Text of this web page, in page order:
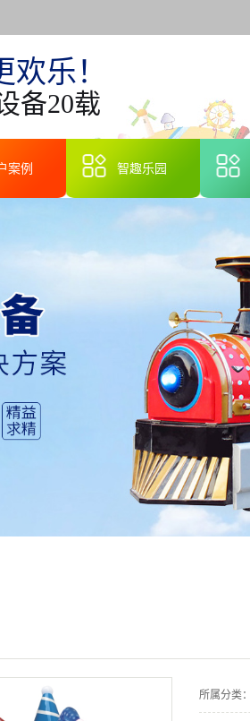
乐！
备20载
案例 智趣乐园
所属分类：